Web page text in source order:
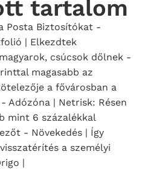
tartalom
Posta Biztosítókat -
| Elkezdtek
csúcsok dőlnek -
magasabb az
a fővárosban a
Adózóna | Netrisk: Résen
mint 6 százalékkal
- Növekedés | Így
a személyi
|